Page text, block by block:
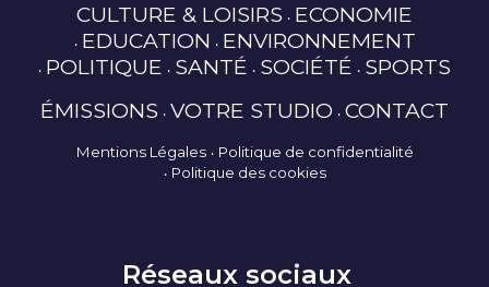
CULTURE & LOISIRS ECONOMIE
EDUCATION ENVIRONNEMENT
POLITIQUE SANTÉ SOCIÉTÉ SPORTS
ÉMISSIONS VOTRE STUDIO CONTACT
Mentions Légales
Politique de confidentialité
Politique des cookies
Réseaux sociaux